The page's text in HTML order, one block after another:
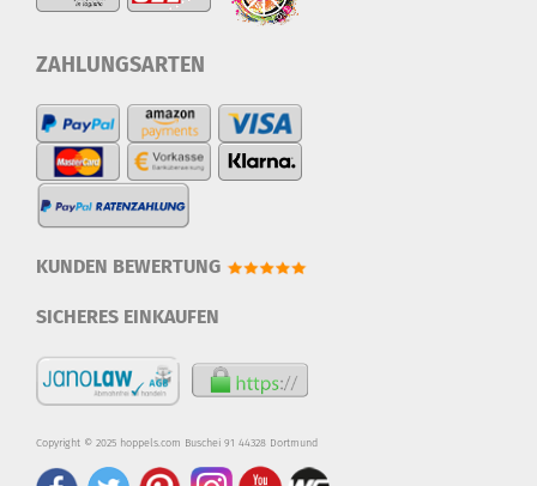
ZAHLUNGSARTEN
KUNDEN BEWERTUNG
SICHERES EINKAUFEN
Copyright © 2025 hoppels.com Buschei 91 44328 Dortmund